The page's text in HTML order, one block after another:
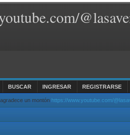
BUSCAR INGRESAR REGISTRARSE
un montón https://www.youtube.com/